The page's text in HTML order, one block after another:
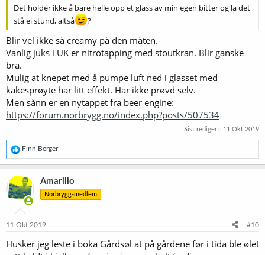
Det holder ikke å bare helle opp et glass av min egen bitter og la det
stå ei stund, altså
?
Blir vel ikke så creamy på den måten.
Vanlig juks i UK er nitrotapping med stoutkran. Blir ganske
bra.
Mulig at knepet med å pumpe luft ned i glasset med
kakesprøyte har litt effekt. Har ikke prøvd selv.
Men sånn er en nytappet fra beer engine:
https://forum.norbrygg.no/index.php?posts/507534
Sist redigert: 11 Okt 2019
R
e
a
k
s
j
o
e
:
Finn Berger
Amarillo
Norbrygg-medlem
11 Okt 2019 #10
Husker jeg leste i boka Gårdsøl at på gårdene før i tida ble ølet